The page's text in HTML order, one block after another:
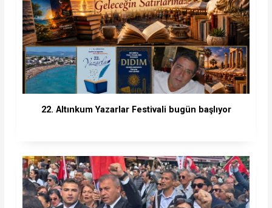
22. Altınkum Yazarlar Festivali bugün başlıyor